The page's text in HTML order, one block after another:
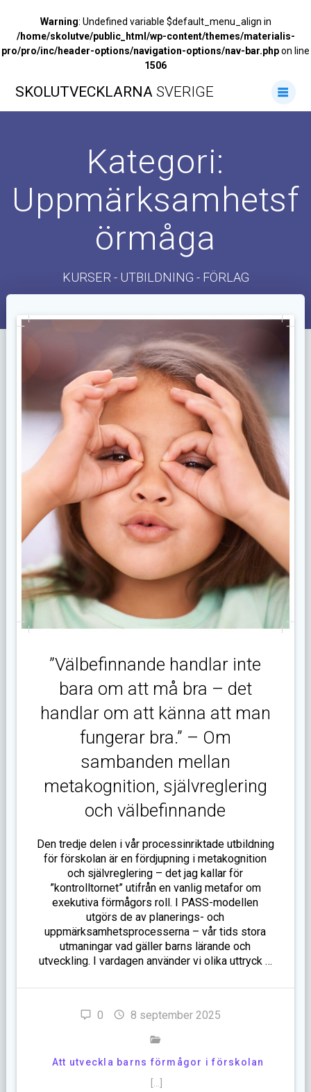
Warning: Undefined variable $default_menu_align in
/home/skolutve/public_html/wp-content/themes/materialis-
pro/pro/inc/header-options/navigation-options/nav-bar.phpon line
1506
till
SKOLUTVECKLARNA SVERIGE
Kategori:
Uppmärksamhetsf
örmåga
KURSER - UTBILDNING - FÖRLAG
”Välbefinnande handlar inte
bara om att må bra – det
handlar om att känna att man
fungerar bra.” – Om
sambanden mellan
metakognition, självreglering
och välbefinnande
Den tredje delen i vår processinriktade utbildning
för förskolan är en fördjupning i metakognition
och självreglering – det jag kallar för
”kontrolltornet” utifrån en vanlig metafor om
exekutiva förmågors roll. I PASS-modellen
utgörs de av planerings- och
uppmärksamhetsprocesserna – vår tids stora
utmaningar vad gäller barns lärande och
utveckling. I vardagen använder vi olika uttryck …
0 8 september 2025
Att utveckla barns förmågor i förskolan
[…]